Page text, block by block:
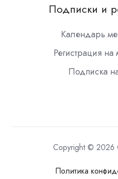
Подписки и
Календарь
Регистрация
Подписка
Copyright ©
Политика